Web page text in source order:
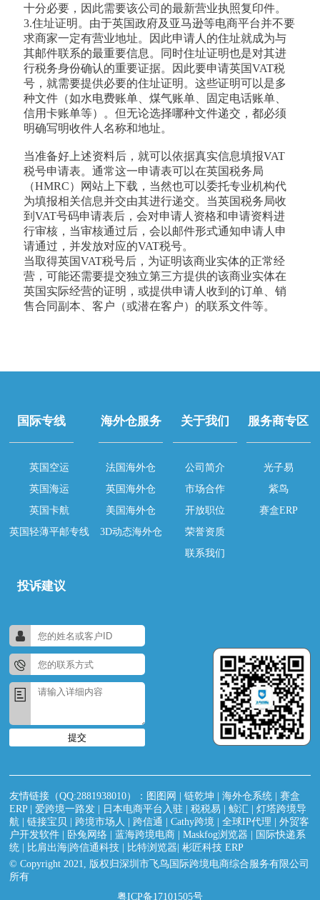
十分必要，因此需要该公司的最新营业执照复印件。
3.住址证明。由于英国政府及亚马逊等电商平台并不要
求商家一定有营业地址。因此申请人的住址就成为与
其邮件联系的最重要信息。同时住址证明也是对其进
行税务身份确认的重要证据。因此要申请英国VAT税
号，就需要提供必要的住址证明。这些证明可以是多
种文件（如水电费账单、煤气账单、固定电话账单、
信用卡账单等）。但无论选择哪种文件递交，都必须
明确写明收件人名称和地址。
当准备好上述资料后，就可以依据真实信息填报VAT
税号申请表。通常这一申请表可以在英国税务局
（HMRC）网站上下载，当然也可以委托专业机构代
为填报相关信息并交由其进行递交。当英国税务局收
到VAT号码申请表后，会对申请人资格和申请资料进
行审核，当审核通过后，会以邮件形式通知申请人申
请通过，并发放对应的VAT税号。
当取得英国VAT税号后，为证明该商业实体的正常经
营，可能还需要提交独立第三方提供的该商业实体在
英国实际经营的证明，或提供申请人收到的订单、销
售合同副本、客户（或潜在客户）的联系文件等。
国际专线
英国空运
英国海运
英国卡航
英国轻薄平邮专线
海外仓服务
法国海外仓
英国海外仓
美国海外仓
3D动态海外仓
关于我们
公司简介
市场合作
开放职位
荣誉资质
联系我们
服务商专区
光子易
紫鸟
赛盒ERP
投诉建议
提交
友情链接（QQ:2881938010）： 图图网 |链乾坤 |海外仓系统 |赛盒
ERP|爱跨境一路发 日本电商平台入驻 |税税易 |鲸汇 |灯塔跨境导
航 |链接宝贝 |跨境市场人 |跨信通 |Cathy跨境 |全球IP代理 |外贸客
户开发软件
卧兔网络 |蓝海跨境电商 |Maskfog浏览器
国际快递系
统
比肩出海|跨信通科技 比特浏览器 |彬匠科技 ERP
© Copyright 2021, 版权归深圳市飞鸟国际跨境电商综合服务有限公司
所有
粤ICP备17101505号